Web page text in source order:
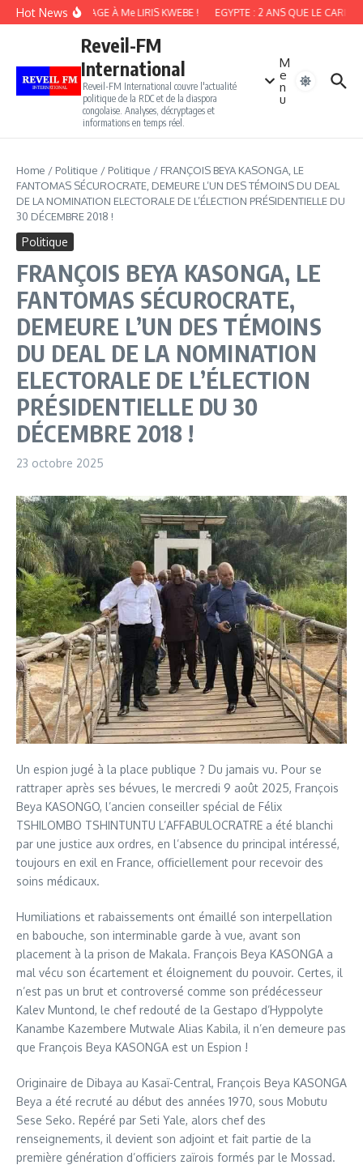
Aller au contenu
Hot NewsHOMMAGE À Me LIRIS KWEBE ! EGYPTE : 2 ANS QUE LE
Reveil-FM
International
Reveil-FM International couvre l'actualité
politique de la RDC et de la diaspora
congolaise. Analyses, décryptages et
informations en temps réel.
M
e
n
u
Home / Politique / Politique / FRANÇOIS BEYA KASONGA, LE
FANTOMAS SÉCUROCRATE, DEMEURE L’UN DES TÉMOINS DU DEAL
DE LA NOMINATION ELECTORALE DE L’ÉLECTION PRÉSIDENTIELLE DU
30 DÉCEMBRE 2018 !
Politique
FRANÇOIS BEYA KASONGA, LE
FANTOMAS SÉCUROCRATE,
DEMEURE L’UN DES TÉMOINS
DU DEAL DE LA NOMINATION
ELECTORALE DE L’ÉLECTION
PRÉSIDENTIELLE DU 30
DÉCEMBRE 2018 !
23 octobre 2025
Un espion jugé à la place publique ? Du jamais vu. Pour se
rattraper après ses bévues, le mercredi 9 août 2025, François
Beya KASONGO, l’ancien conseiller spécial de Félix
TSHILOMBO TSHINTUNTU L’AFFABULOCRATRE a été blanchi
par une justice aux ordres, en l’absence du principal intéressé,
toujours en exil en France, officiellement pour recevoir des
soins médicaux.
Humiliations et rabaissements ont émaillé son interpellation
en babouche, son interminable garde à vue, avant son
placement à la prison de Makala. François Beya KASONGA a
mal vécu son écartement et éloignement du pouvoir. Certes, il
n’est pas un brut et controversé comme son prédécesseur
Kalev Muntond, le chef redouté de la Gestapo d’Hyppolyte
Kanambe Kazembere Mutwale Alias Kabila, il n’en demeure pas
que François Beya KASONGA est un Espion !
Originaire de Dibaya au Kasaï-Central, François Beya KASONGA
Beya a été recruté au début des années 1970, sous Mobutu
Sese Seko. Repéré par Seti Yale, alors chef des
renseignements, il devient son adjoint et fait partie de la
première génération d’officiers zaïrois formés par le Mossad.